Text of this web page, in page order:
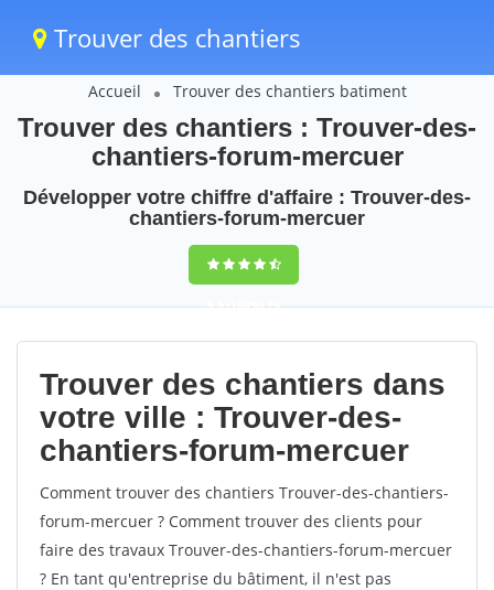
Trouver des chantiers
Accueil Trouver des chantiers batiment
Trouver des chantiers : Trouver-des-
chantiers-forum-mercuer
Développer votre chiffre d'affaire : Trouver-des-
chantiers-forum-mercuer
9,5(100%)74
votes
Trouver des chantiers dans
votre ville : Trouver-des-
chantiers-forum-mercuer
Comment trouver des chantiers Trouver-des-chantiers-
forum-mercuer ? Comment trouver des clients pour
faire des travaux Trouver-des-chantiers-forum-mercuer
? En tant qu'entreprise du bâtiment, il n'est pas